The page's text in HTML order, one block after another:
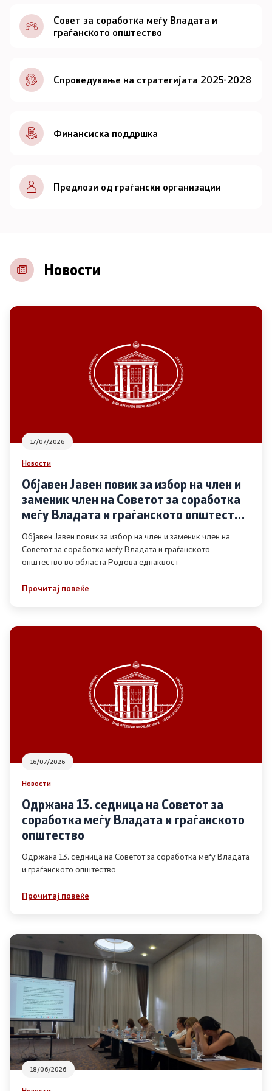
Документи
Совет
За советот
Документи
Записници и дневни редови од седниците на
Советот
Контакт
Основање на здружение
Дијалог меѓу Владата и граѓанскиот сектор
Отворени денови за иницијативи на граѓанските
организации
Финансиска поддршка
Извештаи
Список на ОЈИ
Контакт
Контакт
Линкови
Изјава за пристапност
Со еден клик до сите услуги
Совет за соработка меѓу Владата и
граѓанското општество
Спроведување на стратегијата 2025-2028
Финансиска поддршка
Предлози од граѓански организации
Новости
17/07/2026
Новости
Објавен Јавен повик за избор на член и
заменик член на Советот за соработка
меѓу Владата и граѓанското општество
во областа Родова еднаквост
Објавен Јавен повик за избор на член и заменик член на
Советот за соработка меѓу Владата и граѓанското
општество во областа Родова еднаквост
Прочитај повеќе
16/07/2026
Новости
Одржана 13. седница на Советот за
соработка меѓу Владата и граѓанското
општество
Одржана 13. седница на Советот за соработка меѓу Владата
и граѓанското општество
Прочитај повеќе
18/06/2026